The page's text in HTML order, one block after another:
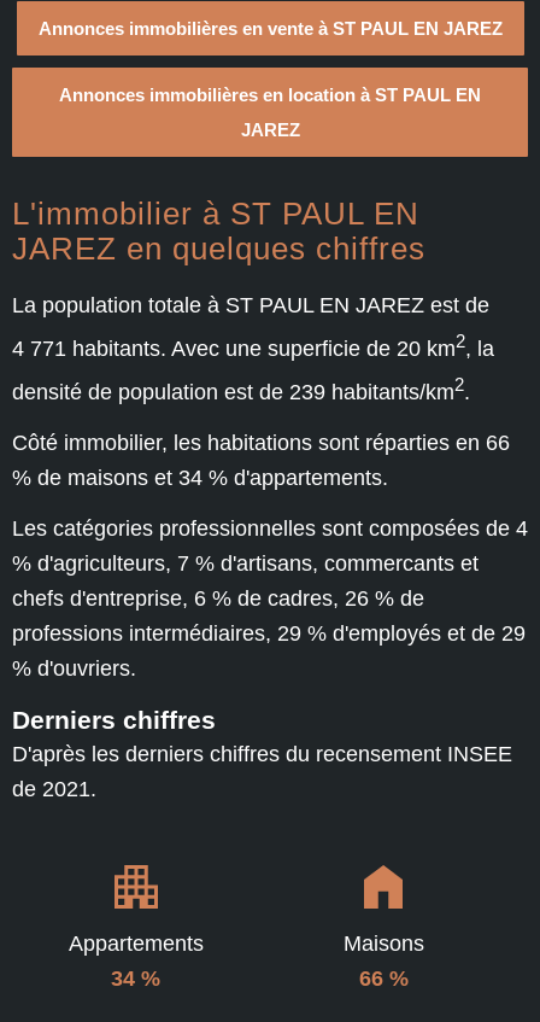
Annonces immobilières en vente à ST PAUL EN JAREZ
Annonces immobilières en location à ST PAUL EN
JAREZ
L'immobilier à ST PAUL EN
JAREZ en quelques chiffres
La population totale à ST PAUL EN JAREZ est de
4 771 habitants. Avec une superficie de 20 km2, la
densité de population est de 239 habitants/km2.
Côté immobilier, les habitations sont réparties en 66
% de maisons et 34 % d'appartements.
Les catégories professionnelles sont composées de 4
% d'agriculteurs, 7 % d'artisans, commercants et
chefs d'entreprise, 6 % de cadres, 26 % de
professions intermédiaires, 29 % d'employés et de 29
% d'ouvriers.
Derniers chiffres
D'après les derniers chiffres du recensement INSEE
de 2021.
Appartements
34 %
Maisons
66 %